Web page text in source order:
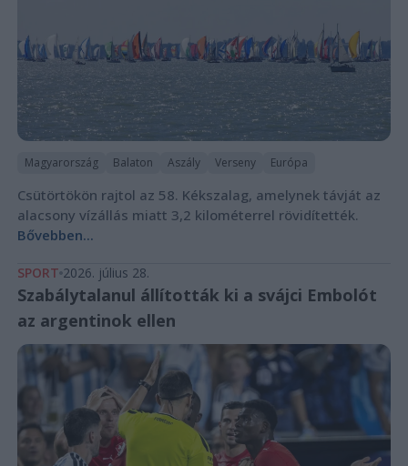
Magyarország Balaton Aszály Verseny Európa
Csütörtökön rajtol az 58. Kékszalag, amelynek távját az
alacsony vízállás miatt 3,2 kilométerrel rövidítették.
Bővebben...
SPORT 2026. július 28.
Szabálytalanul állították ki a svájci Embolót
az argentinok ellen